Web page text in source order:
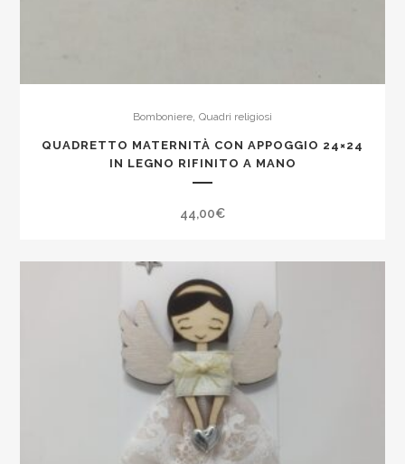
Bomboniere Quadri religiosi
QUADRETTO MATERNITÀ CON APPOGGIO 24×24
IN LEGNO RIFINITO A MANO
44,00€